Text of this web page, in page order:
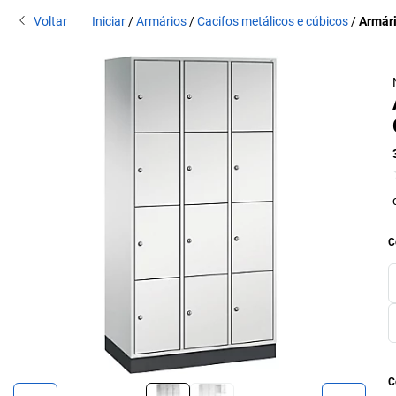
Voltar Iniciar Armários Cacifos metálicos e cúbicos